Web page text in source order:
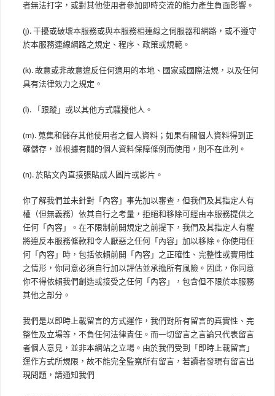
者無法打字，或對其他使用者參加即時交流的能力產生負面影響。
(j). 干擾或破壞本服務或與本服務相連線之伺服器和網路，或不遵守
於本服務連線網路之規定、程序、政策或規範。
(k). 故意或非故意違反任何適用的本地、國家或國際法規，以及任何
具有法律效力之規定。
(l). 「跟蹤」或以其他方式騷擾他人。
(m). 蒐集和儲存其他使用者之個人資料；如果有關個人資料得到正
確儲存，並根據有關的個人資料保障條例而使用，則不在此列。
(n). 於貼文內直接張貼成人圖片或影片。
你了解我們並未針對「內容」事先加以審查，但我們及其指定人有
權（但無義務）依其自行之考量，拒絕和移除可經由本服務提供之
任何「內容」。在不限制前開規定之前提下，我們及其指定人有權
將違反本服務條款和令人厭惡之任何「內容」加以移除。你使用任
何「內容」時，包括依賴前開「內容」之正確性、完整性或實用性
之情形，你同意必須自行加以評估並承擔所有風險。因此，你同意
你不得依賴我們創造或接受之任何「內容」，包含但不限於本服務
其他之部分。
我們是以即時上載留言的方式運作，我們對所有留言的真實性、完
整性及立場等，不負任何法律責任。而一切留言之言論只代表留言
者個人意見，並非本網站之立場。由於我們受到「即時上載留言」
運作方式所規限，故不能完全監察所有留言，若讀者發現有留言出
現問題，請通知我們